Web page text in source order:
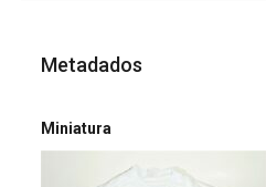
Metadados
Miniatura